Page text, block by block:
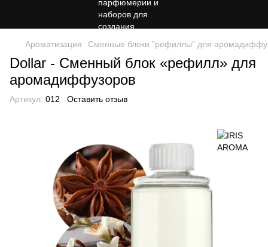
Ароматизация Сменные блоки "рефиллы" для
Dollar - Сменный блок «рефилл» для
аромадиффузоров
Артикул: 012 Оставить отзыв